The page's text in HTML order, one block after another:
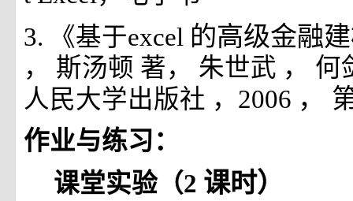
3. 《基于excel 的高级金融
， 斯汤顿 著， 朱世武 ， 何
人民大学出版社 ，2006 ，
作业与练习：
课堂实验（2 课时）